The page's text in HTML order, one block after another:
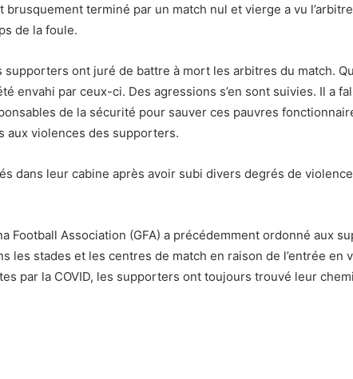
brusquement terminé par un match nul et vierge a vu
de la foule.
supporters ont juré de battre à mort les arbitres du match.
envahi par ceux-ci. Des agressions s’en sont suivies. Il a
de la sécurité pour sauver ces pauvres
aux violences des supporters.
dans leur cabine après avoir subi divers degrés de
Football Association (GFA) a précédemment ordonné aux
les stades et les centres de match en raison de l’entrée en
par la COVID, les supporters ont toujours trouvé leur